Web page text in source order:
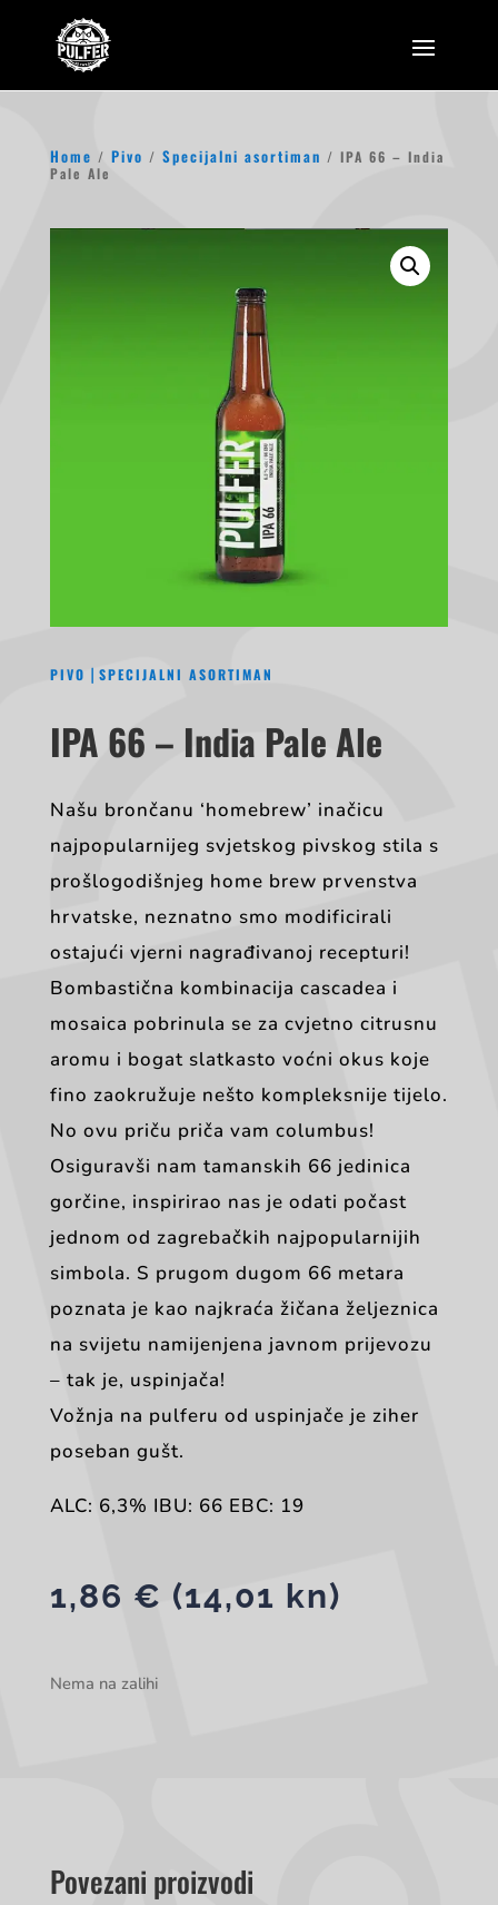
Home / Pivo / Specijalni asortiman / IPA 66 – India
Pale Ale
PIVO | SPECIJALNI ASORTIMAN
IPA 66 – India Pale Ale
Našu brončanu ‘homebrew’ inačicu
najpopularnijeg svjetskog pivskog stila s
prošlogodišnjeg home brew prvenstva
hrvatske, neznatno smo modificirali
ostajući vjerni nagrađivanoj recepturi!
Bombastična kombinacija cascadea i
mosaica pobrinula se za cvjetno citrusnu
aromu i bogat slatkasto voćni okus koje
fino zaokružuje nešto kompleksnije tijelo.
No ovu priču priča vam columbus!
Osiguravši nam tamanskih 66 jedinica
gorčine, inspirirao nas je odati počast
jednom od zagrebačkih najpopularnijih
simbola. S prugom dugom 66 metara
poznata je kao najkraća žičana željeznica
na svijetu namijenjena javnom prijevozu
– tak je, uspinjača!
Vožnja na pulferu od uspinjače je ziher
poseban gušt.
ALC: 6,3% IBU: 66 EBC: 19
1,86 € (14,01 kn)
Nema na zalihi
Povezani proizvodi